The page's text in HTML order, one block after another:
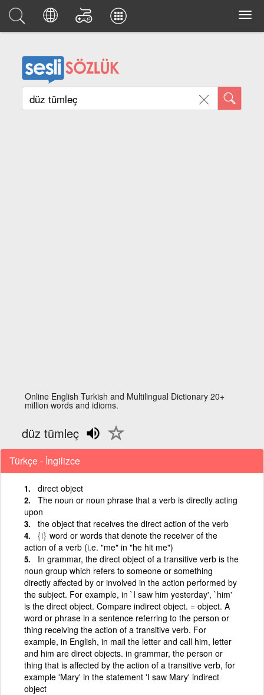
Online English Turkish and Multilingual Dictionary 20+
million words and idioms.
düz tümleç
Türkçe - İngilizce
direct object
The noun or noun phrase that a verb is directly acting
upon
the object that receives the direct action of the verb
{i} word or words that denote the receiver of the
action of a verb (i.e. "me" in "he hit me")
In grammar, the direct object of a transitive verb is the
noun group which refers to someone or something
directly affected by or involved in the action performed by
the subject. For example, in `I saw him yesterday', `him'
is the direct object. Compare indirect object. = object. A
word or phrase in a sentence referring to the person or
thing receiving the action of a transitive verb. For
example, in English, in mail the letter and call him, letter
and him are direct objects. in grammar, the person or
thing that is affected by the action of a transitive verb, for
example 'Mary' in the statement 'I saw Mary' indirect
object